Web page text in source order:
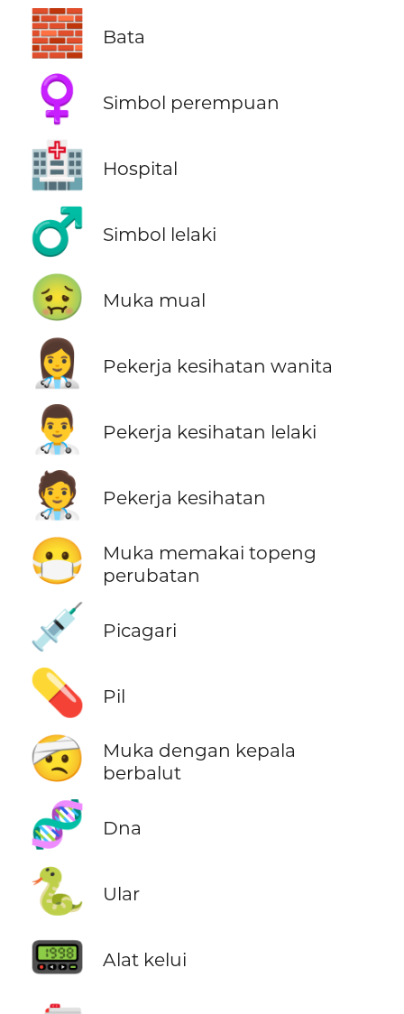
🧱 Bata
♀️ Simbol perempuan
🏥 Hospital
♂️ Simbol lelaki
🤢 Muka mual
👩‍⚕️ Pekerja kesihatan wanita
👨‍⚕️ Pekerja kesihatan lelaki
🧑‍⚕️ Pekerja kesihatan
😷
Muka memakai topeng
perubatan
💉 Picagari
💊 Pil
🤕
Muka dengan kepala
berbalut
🧬 Dna
🐍 Ular
📟 Alat kelui